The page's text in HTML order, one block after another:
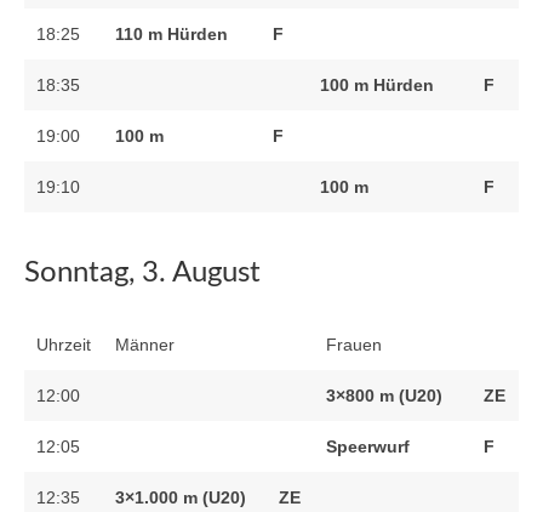
18:25 110 m Hürden F
18:35 100 m Hürden F
19:00 100 m F
19:10 100 m F
Sonntag, 3. August
Uhrzeit Männer Frauen
12:00 3×800 m (U20) ZE
12:05 Speerwurf F
12:35 3×1.000 m (U20) ZE